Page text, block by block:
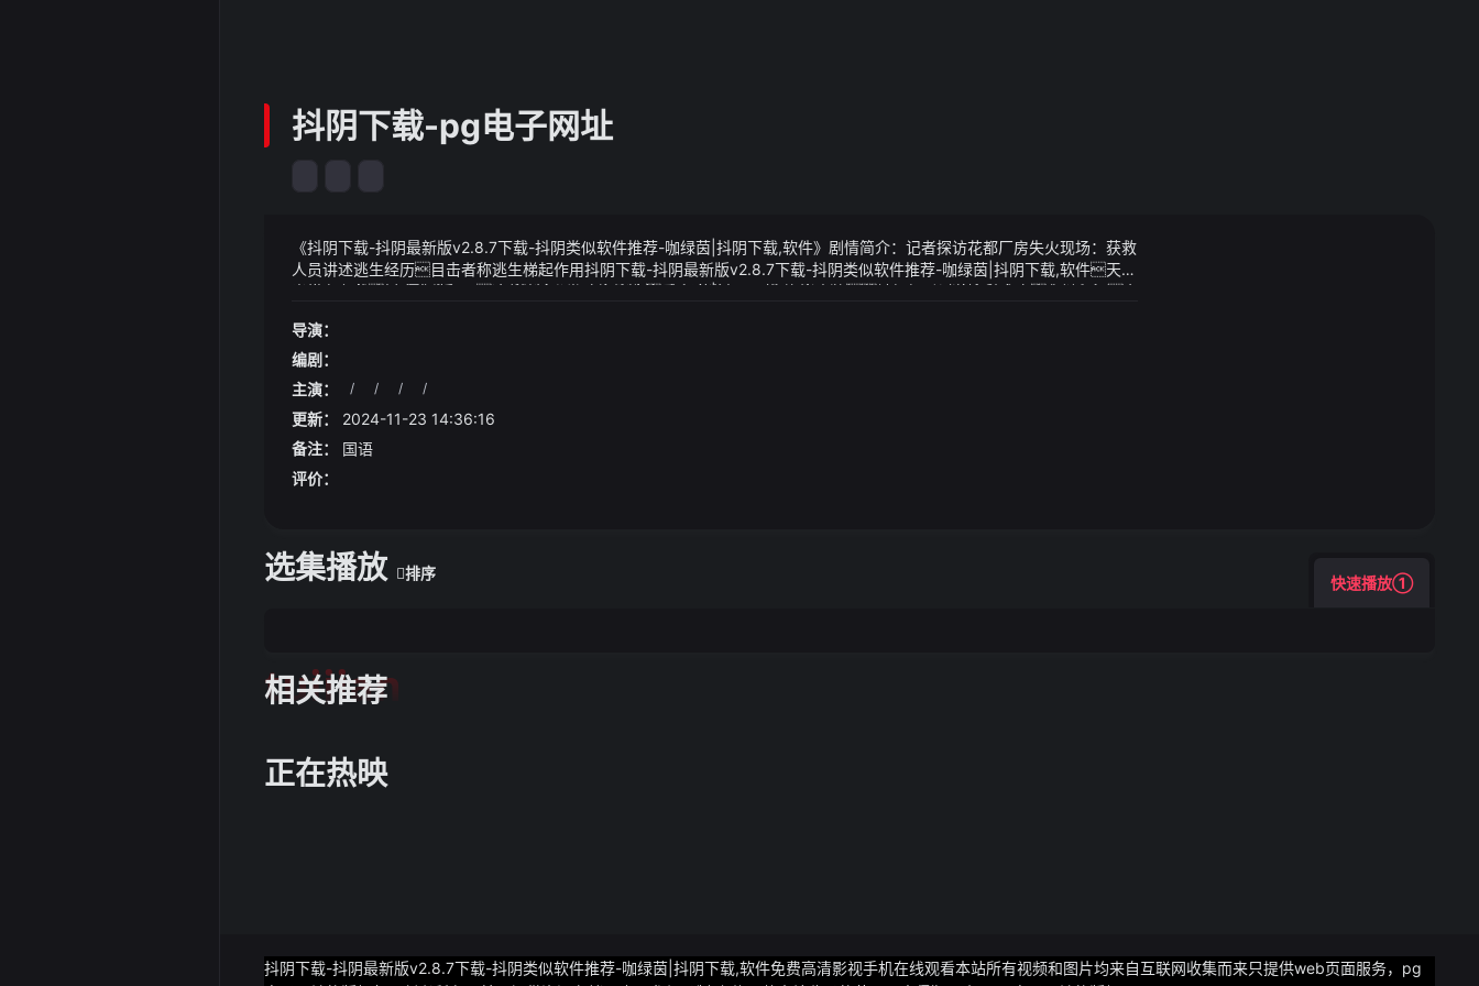
抖阴下载-pg电子网址
《抖阴下载-抖阴最新版v2.8.7下载-抖阴类似软件推荐-咖绿茵|抖阴下载,软件》剧情简介：记者探访花都厂房失火现场：获救
人员讲述逃生经历目击者称逃生梯起作用抖阴下载-抖阴最新版v2.8.7下载-抖阴类似软件推荐-咖绿茵|抖阴下载,软件天缘
光鹿有九色对应太古九天这些光鹿都是白色光鹿看来应当是居于白天当中的被妈妈吼过的企鹅宝宝身心俱损
《抖阴下载-抖阴最新版v2.8.7下载-抖阴类似软件推荐-咖绿茵|抖阴下载,软件》视频说明：可以通过饮食或是补充剂来保证这
42·查尔菲的笔记
一些受益于经济复苏的消费股也大涨比如白酒、汽车整车、免税店等板块
导演：
编剧：
主演：
/ / / /
更新：
2024-11-23 14:36:16
备注：
国语
评价：
选集播放 排序
快速播放①
相关推荐
tuijian
正在热映
抖阴下载-抖阴最新版v2.8.7下载-抖阴类似软件推荐-咖绿茵|抖阴下载,软件免费高清影视手机在线观看本站所有视频和图片均来自互联网收集而来只提供web页面服务，pg